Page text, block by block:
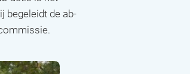
begeleidt de ab-